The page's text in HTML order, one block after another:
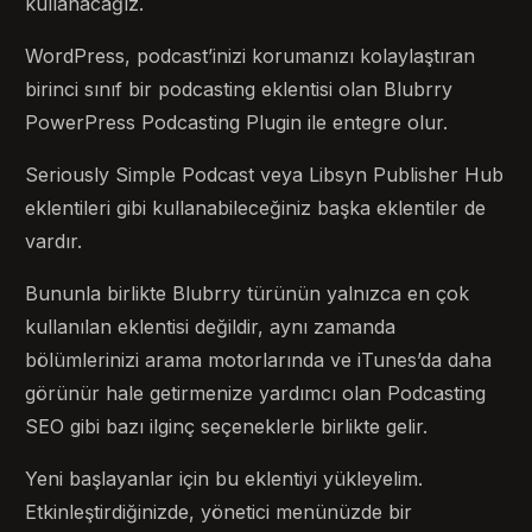
WordPress, podcast’inizi korumanızı kolaylaştıran
birinci sınıf bir podcasting eklentisi olan Blubrry
PowerPress Podcasting Plugin ile entegre olur.
Seriously Simple Podcast veya Libsyn Publisher Hub
eklentileri gibi kullanabileceğiniz başka eklentiler de
vardır.
Bununla birlikte Blubrry türünün yalnızca en çok
kullanılan eklentisi değildir, aynı zamanda
bölümlerinizi arama motorlarında ve iTunes’da daha
görünür hale getirmenize yardımcı olan Podcasting
SEO gibi bazı ilginç seçeneklerle birlikte gelir.
Yeni başlayanlar için bu eklentiyi yükleyelim.
Etkinleştirdiğinizde, yönetici menünüzde bir